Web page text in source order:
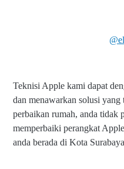
Teknisi Apple kami dapat
dan menawarkan solusi
perbaikan rumah, anda tidak
memperbaiki perangkat
anda berada di Kota